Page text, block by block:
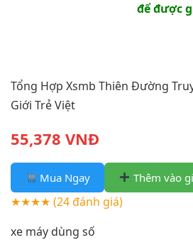
để được
Tổng Hợp Xsmb Thiên Đường
Giới Trẻ Việt
55,378 VNĐ
Mua Ngay Thêm vào
★★★★ (24 đánh giá)
xe máy dùng số